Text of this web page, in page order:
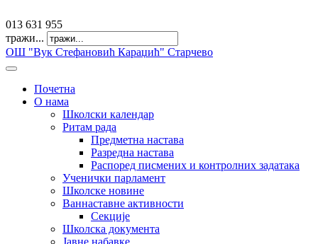
013 631 955
тражи...
ОШ "Вук Стефановић Караџић" Старчево
Почетна
О нама
Школски календар
Ритам рада
Предметна настава
Разредна настава
Распоред писмених и контролних задатака
Ученички парламент
Школске новине
Ваннаставне активности
Секције
Школска документа
Јавне набавке